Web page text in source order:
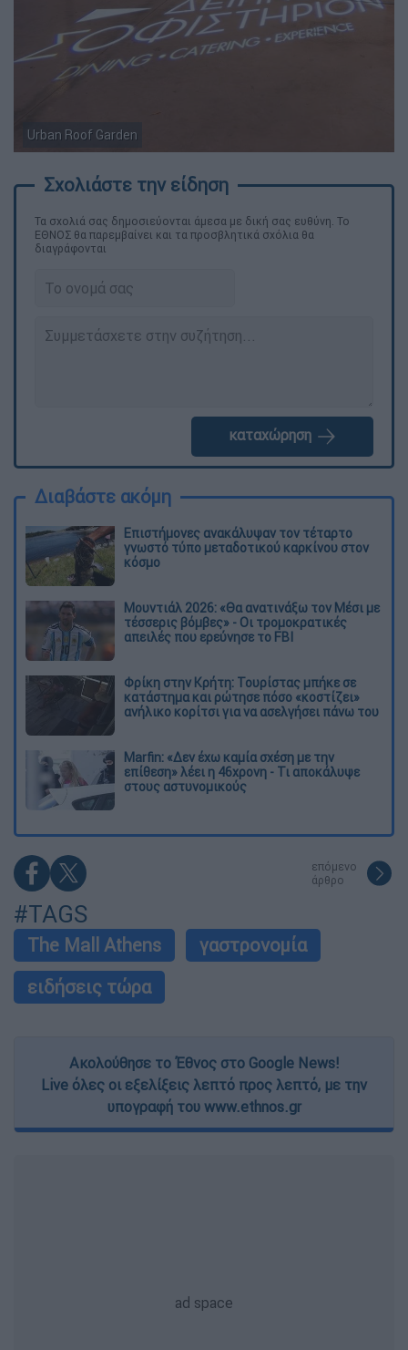
Urban Roof Garden
Τα σχολιά σας δημοσιεύονται άμεσα με δική σας ευθύνη. Το
ΕΘΝΟΣ θα παρεμβαίνει και τα προσβλητικά σχόλια θα
διαγράφονται
καταχώρηση
Διαβάστε ακόμη
Επιστήμονες ανακάλυψαν τον τέταρτο
γνωστό τύπο μεταδοτικού καρκίνου στον
κόσμο
Μουντιάλ 2026: «Θα ανατινάξω τον Μέσι με
τέσσερις βόμβες» - Οι τρομοκρατικές
απειλές που ερεύνησε το FBI
Φρίκη στην Κρήτη: Τουρίστας μπήκε σε
κατάστημα και ρώτησε πόσο «κοστίζει»
ανήλικο κορίτσι για να ασελγήσει πάνω του
Marfin: «Δεν έχω καμία σχέση με την
επίθεση» λέει η 46χρονη - Τι αποκάλυψε
στους αστυνομικούς
επόμενο
άρθρο
#TAGS
The Mall Athens
γαστρονομία
ειδήσεις τώρα
Ακολούθησε το Έθνος στο Google News!
Live όλες οι εξελίξεις λεπτό προς λεπτό, με την
υπογραφή του www.ethnos.gr